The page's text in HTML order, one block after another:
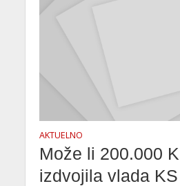
AKTUELNO
Može li 200.000
izdvojila vlada